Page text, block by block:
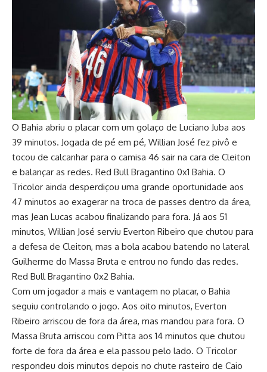
O Bahia abriu o placar com um golaço de Luciano Juba aos
39 minutos. Jogada de pé em pé, Willian José fez pivô e
tocou de calcanhar para o camisa 46 sair na cara de Cleiton
e balançar as redes. Red Bull Bragantino 0x1 Bahia. O
Tricolor ainda desperdiçou uma grande oportunidade aos
47 minutos ao exagerar na troca de passes dentro da área,
mas Jean Lucas acabou finalizando para fora. Já aos 51
minutos, Willian José serviu Everton Ribeiro que chutou para
a defesa de Cleiton, mas a bola acabou batendo no lateral
Guilherme do Massa Bruta e entrou no fundo das redes.
Red Bull Bragantino 0x2 Bahia.
Com um jogador a mais e vantagem no placar, o Bahia
seguiu controlando o jogo. Aos oito minutos, Everton
Ribeiro arriscou de fora da área, mas mandou para fora. O
Massa Bruta arriscou com Pitta aos 14 minutos que chutou
forte de fora da área e ela passou pelo lado. O Tricolor
respondeu dois minutos depois no chute rasteiro de Caio